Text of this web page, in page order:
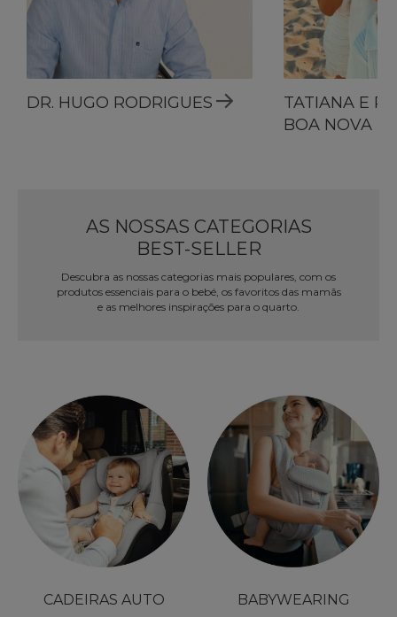
DR. HUGO RODRIGUES
TATIANA E
BOA NOVA
AS NOSSAS CATEGORIAS
BEST-SELLER
Descubra as nossas categorias mais populares, com os
produtos essenciais para o bebé, os favoritos das mamãs
e as melhores inspirações para o quarto.
CADEIRAS AUTO BABYWEARING